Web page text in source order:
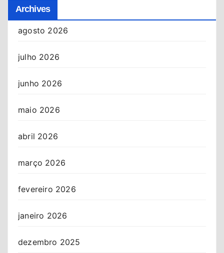
Archives
agosto 2026
julho 2026
junho 2026
maio 2026
abril 2026
março 2026
fevereiro 2026
janeiro 2026
dezembro 2025